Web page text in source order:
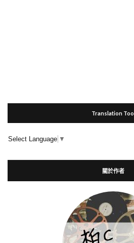
Translation Tool
Select Language ▼
關於作者